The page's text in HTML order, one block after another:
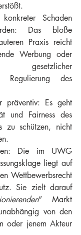
Schaden
Das bloße
Praxis reicht
Werbung oder
gesetzlicher
Regulierung des
Es geht
und Fairness des
zu schützen, nicht
Die im UWG
liegt auf
Wettbewerbsrecht
Sie zielt darauf
” Markt
von den
oder jenem Akteur